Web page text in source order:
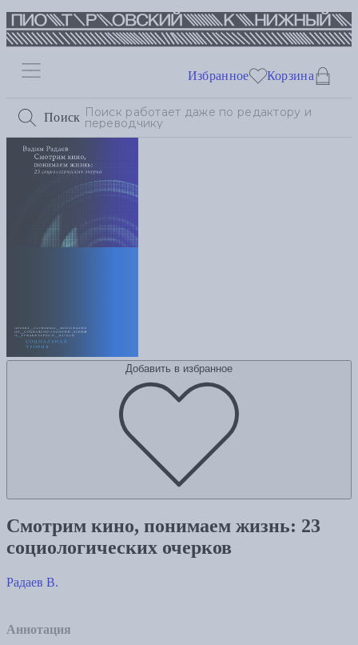
Поиск
Избранное Корзина
Добавить в избранное
Смотрим кино, понимаем жизнь: 23
социологических очерков
Радаев В.
Аннотация